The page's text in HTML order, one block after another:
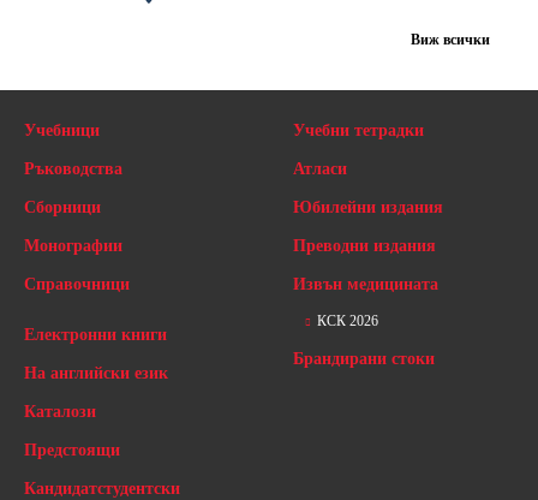
Виж всички
Учебници
Ръководства
Сборници
Монографии
Справочници
Учебни тетрадки
Атласи
Юбилейни издания
Преводни издания
Извън медицината
Електронни книги
На английски език
Каталози
Предстоящи
Кандидатстудентски
КСК 2026
Брандирани стоки